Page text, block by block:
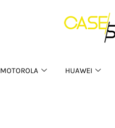
MOTOROLA HUAWEI